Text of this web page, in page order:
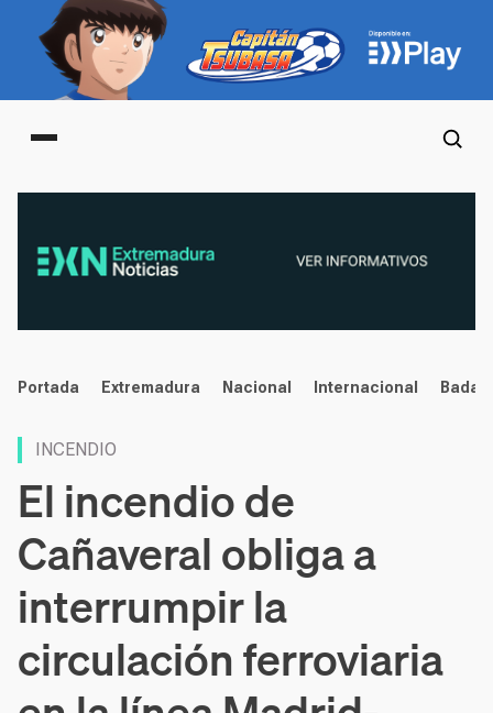
Main menu
noticias
Portada Extremadura Nacional Internacional
INCENDIO
El incendio de
Cañaveral obliga a
interrumpir la
circulación ferroviaria